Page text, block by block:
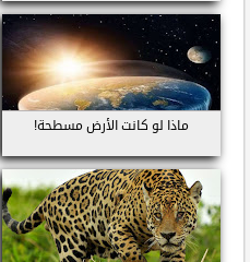
ماذا لو كانت الأرض مسطحة!